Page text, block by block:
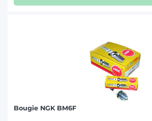
Bougie NGK BM6F